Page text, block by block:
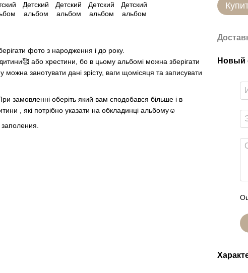
фото з народження і до року.
або хрестини, бо в цьому альбомі можна зберігати
занотувати дані зрісту, ваги щомісяця та записувати
оберіть який вам сподобався більше і в
, які потрібно указати на обкладинці альбому☺️
Новый